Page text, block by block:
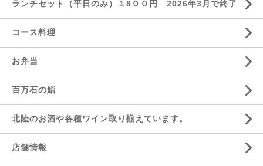
ランチセット（平日のみ）１8００円 2026年3月で終了
コース料理
お弁当
百万石の鮨
北陸のお酒や各種ワイン取り揃えています。
店舗情報